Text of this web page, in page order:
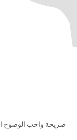
صريحة واحب الوضوح